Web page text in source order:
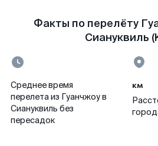
Факты по перелёту
Сиануквиль
Среднее время
перелета из Гуанчжоу в
Сиануквиль без
пересадок
км